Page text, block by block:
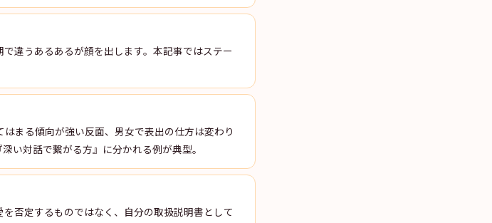
違うあるあるが顔を出します。本記事ではステー
まる傾向が強い反面、男女で表出の仕方は変わり
い対話で繋がる方』に分かれる例が典型。
否定するものではなく、自分の取扱説明書として